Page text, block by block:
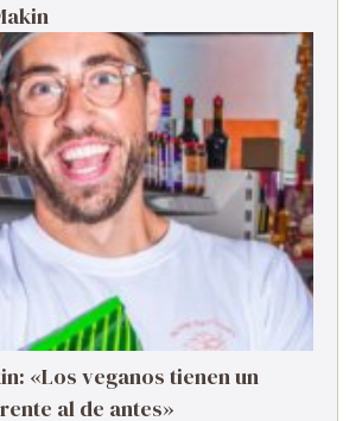
«Los veganos tienen un
al de antes»